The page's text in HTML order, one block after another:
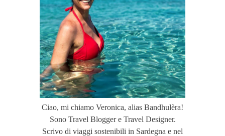
Ciao, mi chiamo Veronica, alias Bandhulèra!
Sono Travel Blogger e Travel Designer.
Scrivo di viaggi sostenibili in Sardegna e nel